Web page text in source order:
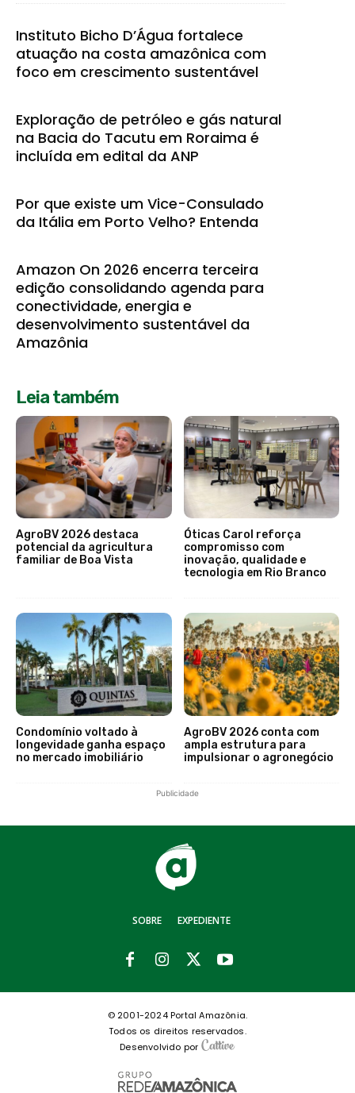
Instituto Bicho D’Água fortalece
atuação na costa amazônica com
foco em crescimento sustentável
Exploração de petróleo e gás natural
na Bacia do Tacutu em Roraima é
incluída em edital da ANP
Por que existe um Vice-Consulado
da Itália em Porto Velho? Entenda
Amazon On 2026 encerra terceira
edição consolidando agenda para
conectividade, energia e
desenvolvimento sustentável da
Amazônia
Leia também
AgroBV 2026 destaca
potencial da agricultura
familiar de Boa Vista
Óticas Carol reforça
compromisso com
inovação, qualidade e
tecnologia em Rio Branco
Condomínio voltado à
longevidade ganha espaço
no mercado imobiliário
AgroBV 2026 conta com
ampla estrutura para
impulsionar o agronegócio
Publicidade
SOBRE EXPEDIENTE
© 2001-2024 Portal Amazônia.
Todos os direitos reservados.
Desenvolvido por